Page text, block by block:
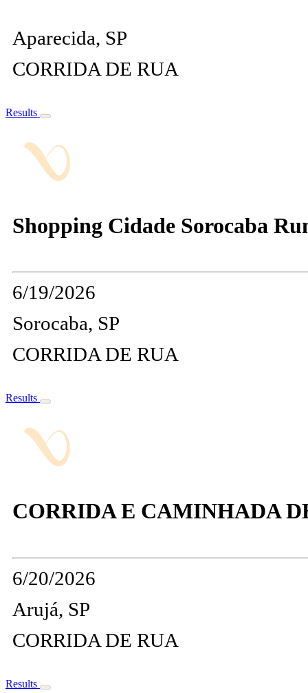
Aparecida, SP
CORRIDA DE RUA
Results
Shopping Cidade Sorocaba
6/19/2026
Sorocaba, SP
CORRIDA DE RUA
Results
CORRIDA E CAMINHADA
6/20/2026
Arujá, SP
CORRIDA DE RUA
Results